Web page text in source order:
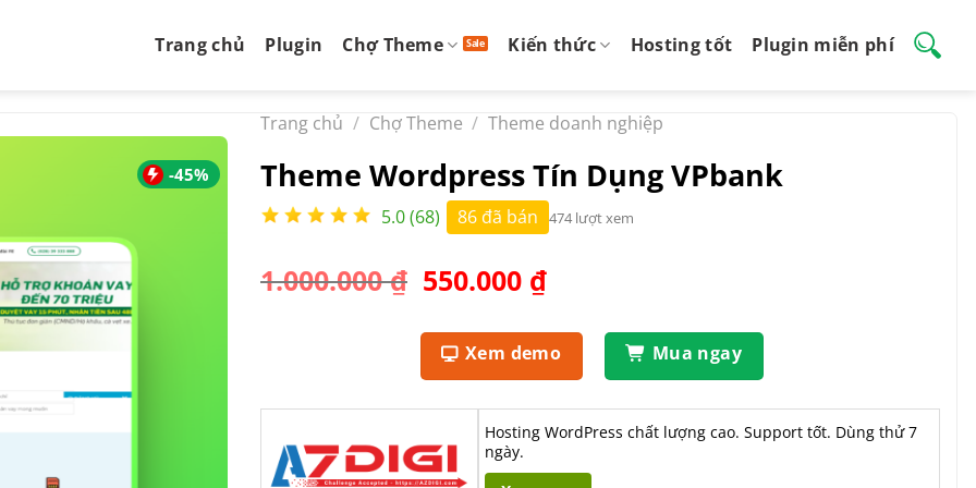
Trang chủ Plugin Chợ Theme Kiến thức Hosting tốt Plugin miễn phí
-45%
Trang chủ / Chợ Theme / Theme doanh nghiệp
Theme Wordpress Tín Dụng VPbank
5.0 (68) 86 đã bán 474 lượt xem
1.000.000₫ Giá
là:
1.000.000 ₫.
550.000 ₫Giá
tại
là:
550.000 ₫.
Xem demo Mua ngay
Hosting WordPress chất lượng cao. Support tốt. Dùng thử 7
ngày.